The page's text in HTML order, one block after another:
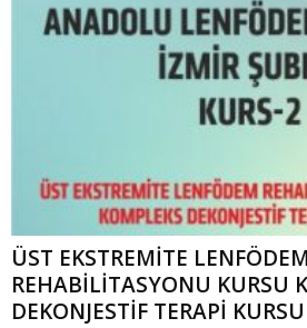
ÜST EKSTREMİTE LENFÖDEM
REHABİLİTASYONU KURSU
DEKONJESTİF TERAPİ